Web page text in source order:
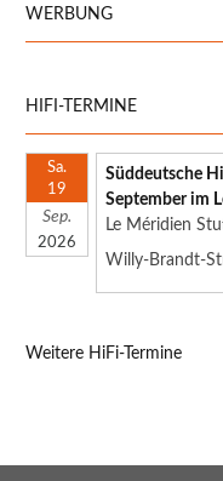
WERBUNG
HIFI-TERMINE
Sa.
19
Sep.
2026
Süddeutsche
September im
Le Méridien
Willy-Brandt-
Weitere HiFi-Termine